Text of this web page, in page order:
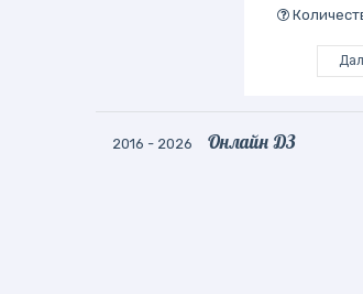
2016 - 2026 Онлайн ДЗ